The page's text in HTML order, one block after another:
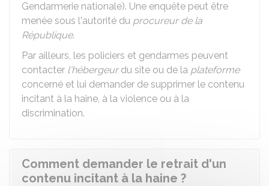
Gendarmerie nationale). Une enquête peut être
menée sous l'autorité du procureur de la
République.
Par ailleurs, les policiers et gendarmes peuvent
contacter l'hébergeurdu site ou de la plateforme
concerné et lui demander de supprimer le contenu
incitant à la haine, à la violence ou à la
discrimination.
Comment demander le retrait d'un
contenu incitant à la haine ?